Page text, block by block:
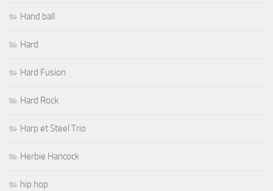
Hand ball
Hard
Hard Fusion
Hard Rock
Harp et Steel Trio
Herbie Hancock
hip hop